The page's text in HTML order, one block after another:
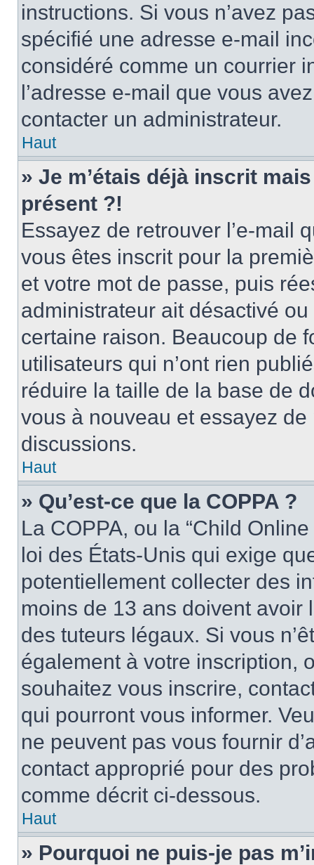
instructions. Si vous n’avez
spécifié une adresse e-mail
considéré comme un courrier
l’adresse e-mail que vous
contacter un administrateur.
Haut
» Je m’étais déjà inscrit
présent ?!
Essayez de retrouver l’e-mail
vous êtes inscrit pour la
et votre mot de passe, puis
administrateur ait désactivé
certaine raison. Beaucoup de
utilisateurs qui n’ont rien
réduire la taille de la base de
vous à nouveau et essayez
discussions.
Haut
» Qu’est-ce que la COPPA ?
La COPPA, ou la “Child
loi des États-Unis qui exige
potentiellement collecter des
moins de 13 ans doivent
des tuteurs légaux. Si vous
également à votre inscription,
souhaitez vous inscrire,
qui pourront vous informer.
ne peuvent pas vous fournir
contact approprié pour des
comme décrit ci-dessous.
Haut
» Pourquoi ne puis-je pas